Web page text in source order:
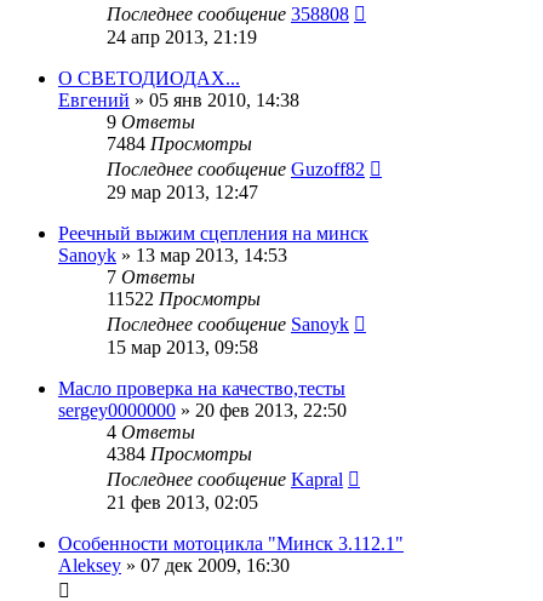
Последнее сообщение 358808
24 апр 2013, 21:19
О СВЕТОДИОДАХ...
Евгений » 05 янв 2010, 14:38
9 Ответы
7484 Просмотры
Последнее сообщение Guzoff82
29 мар 2013, 12:47
Реечный выжим сцепления на минск
Sanoyk » 13 мар 2013, 14:53
7 Ответы
11522 Просмотры
Последнее сообщение Sanoyk
15 мар 2013, 09:58
Масло проверка на качество,тесты
sergey0000000 » 20 фев 2013, 22:50
4 Ответы
4384 Просмотры
Последнее сообщение Kapral
21 фев 2013, 02:05
Особенности мотоцикла "Минск 3.112.1"
Aleksey » 07 дек 2009, 16:30